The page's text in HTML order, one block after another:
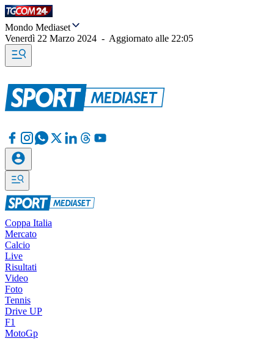
Mondo Mediaset
Venerdì 22 Marzo 2024 - Aggiornato alle 22:05
Coppa Italia
Mercato
Calcio
Live
Risultati
Video
Foto
Tennis
Drive UP
F1
MotoGp